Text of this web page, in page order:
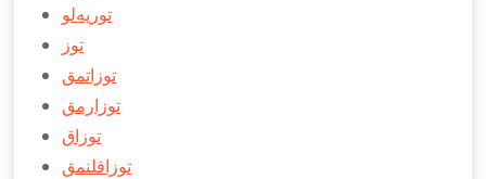
توريه‌‌‌لو
توز
توزاتمق
توزارمق
توزاق
توزاقلنمق